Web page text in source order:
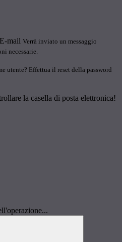
E-mail Verrà inviato un messaggio
necessarie.
utente? Effettua il reset della password
la casella di posta elettronica!